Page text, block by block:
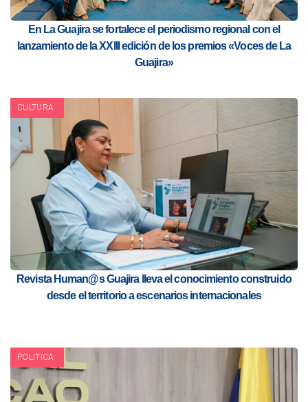
En La Guajira se fortalece el periodismo regional con el
lanzamiento de la XXIII edición de los premios «Voces de La
Guajira»
CULTURA
Revista Human@s Guajira lleva el conocimiento construido
desde el territorio a escenarios internacionales
POLITICA